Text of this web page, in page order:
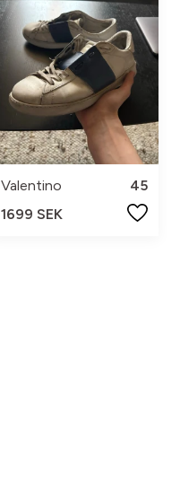
Valentino
45
1699 SEK